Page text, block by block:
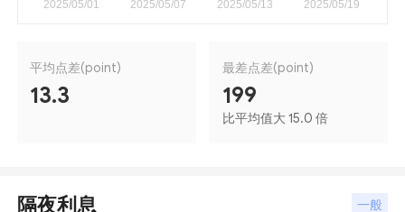
平均点差(point)
13.3
最差点差(point)
199
比平均值大 15.0 倍
隔夜利息 一般